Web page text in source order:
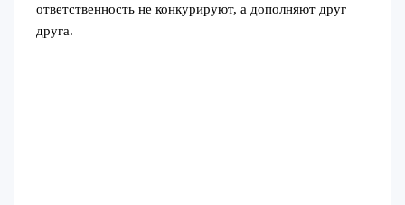
ответственность не конкурируют, а дополняют друг
друга.